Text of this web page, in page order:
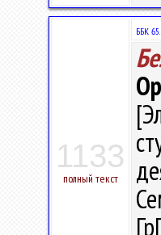
1133
полный текст
ББК 65.